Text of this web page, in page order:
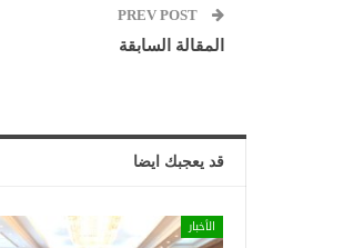
المقالة السابقة
قد يعجبك ايضا
الأخبار